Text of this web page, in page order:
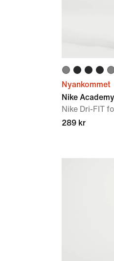
Nyankommet
Nike Academy
Nike Dri-FIT
289 kr